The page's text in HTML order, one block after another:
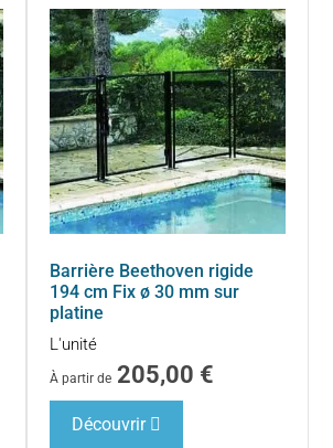
Barrière Beethoven rigide
194 cm Fix ø 30 mm sur
platine
L'unité
À partir de 205,00 €
Découvrir